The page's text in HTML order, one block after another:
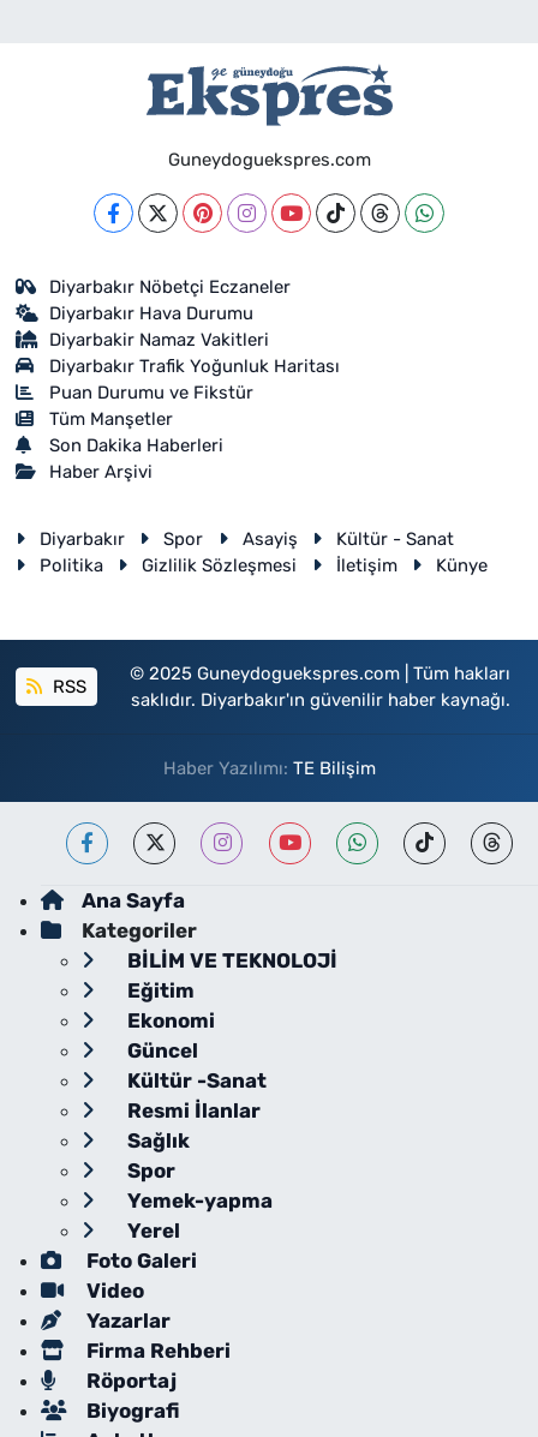
Guneydoguekspres.com
Diyarbakır Nöbetçi Eczaneler
Diyarbakır Hava Durumu
Diyarbakir Namaz Vakitleri
Diyarbakır Trafik Yoğunluk Haritası
Puan Durumu ve Fikstür
Tüm Manşetler
Son Dakika Haberleri
Haber Arşivi
Diyarbakır Spor Asayiş
Kültür - Sanat
Politika
Gizlilik Sözleşmesi İletişim Künye
RSS
© 2025 Guneydoguekspres.com | Tüm hakları
saklıdır. Diyarbakır'ın güvenilir haber kaynağı.
Haber Yazılımı: TE Bilişim
Ana Sayfa
Kategoriler
BİLİM VE TEKNOLOJİ
Eğitim
Ekonomi
Güncel
Kültür -Sanat
Resmi İlanlar
Sağlık
Spor
Yemek-yapma
Yerel
Foto Galeri
Video
Yazarlar
Firma Rehberi
Röportaj
Biyografi